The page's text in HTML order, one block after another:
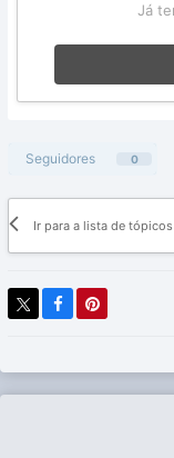
Já
Seguidores 0
Ir para a lista de tópicos